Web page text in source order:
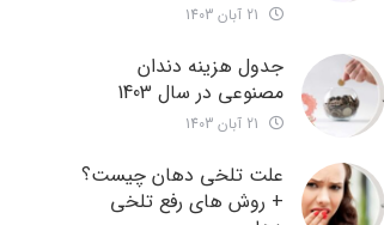
جدول هزینه دندان
مصنوعی در سال 1403
علت تلخی دهان چیست؟
+ روش های رفع تلخی